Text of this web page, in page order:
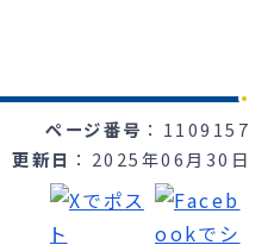
ページ番号
1109157
更新日
2025年06月30日